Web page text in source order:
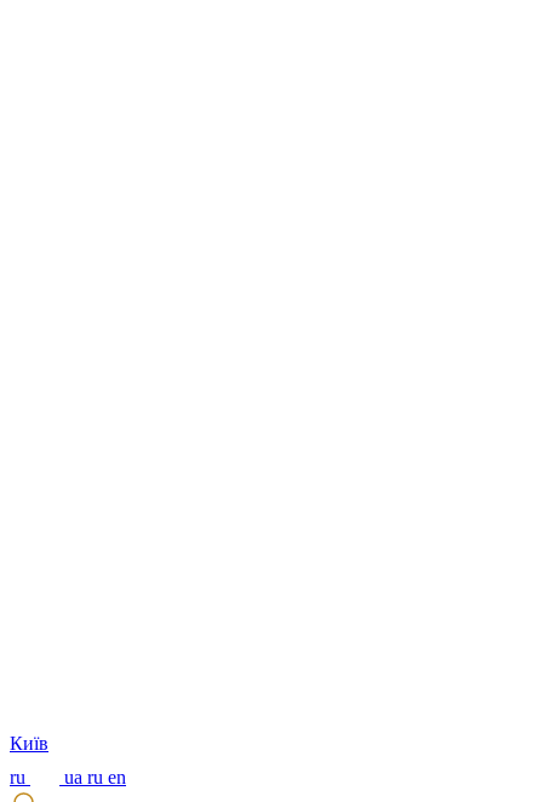
Київ
ru
ua ru en